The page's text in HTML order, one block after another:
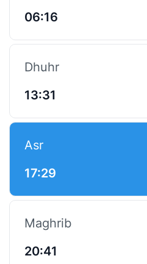
06:16
Dhuhr
13:31
Asr
17:29
Maghrib
20:41